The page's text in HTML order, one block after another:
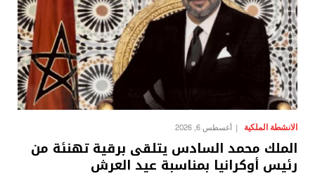
الانشطة الملكية أغسطس 6, 2026
الملك محمد السادس يتلقى برقية تهنئة من
رئيس أوكرانيا بمناسبة عيد العرش